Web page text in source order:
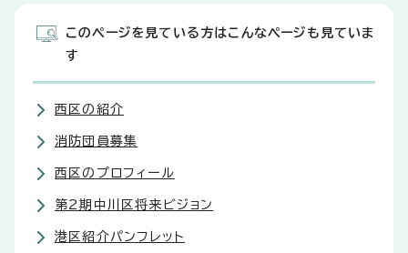
このページを見ている方はこんなページも見ていま
す
西区の紹介
消防団員募集
西区のプロフィール
第2期中川区将来ビジョン
港区紹介パンフレット